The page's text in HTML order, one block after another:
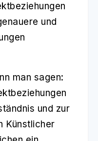
und
man sagen:
und zur
Künstlicher